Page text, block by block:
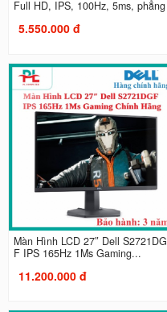
Full HD, IPS, 100Hz, 5ms, phẳng
5.550.000 đ
Màn Hình LCD 27″ Dell S2721DG
F IPS 165Hz 1Ms Gaming...
11.200.000 đ